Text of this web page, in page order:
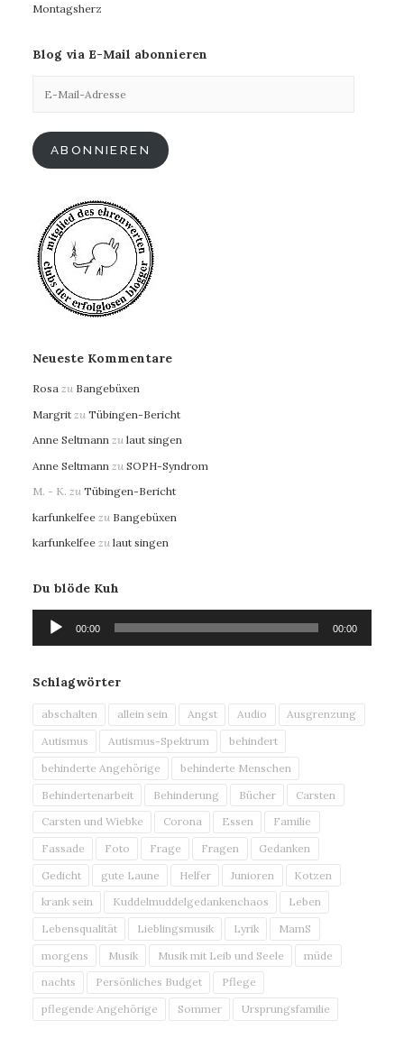
Montagsherz
Blog via E-Mail abonnieren
Mail-
ABONNIEREN
Neueste Kommentare
Rosa zu Bangebüxen
Margrit zu Tübingen-Bericht
Anne Seltmann zu laut singen
Anne Seltmann zu SOPH-Syndrom
M. - K. zu Tübingen-Bericht
karfunkelfee zu Bangebüxen
karfunkelfee zu laut singen
Du blöde Kuh
Audio-
Player
00:00 00:00
Schlagwörter
abschalten allein sein Angst Audio
Ausgrenzung
Autismus
Autismus-Spektrum
behindert
behinderte Angehörige
behinderte Menschen
Behindertenarbeit
Behinderung Bücher
Carsten
Carsten und Wiebke
Corona Essen
Familie
Fassade
Foto Frage Fragen
Gedanken
Gedicht
gute Laune Helfer Junioren
Kotzen
krank sein
Kuddelmuddelgedankenchaos
Leben
Lebensqualität
Lieblingsmusik Lyrik
MamS
morgens
Musik Musik mit Leib und Seele
müde
nachts
Persönliches Budget
Pflege
pflegende Angehörige
Sommer Ursprungsfamilie